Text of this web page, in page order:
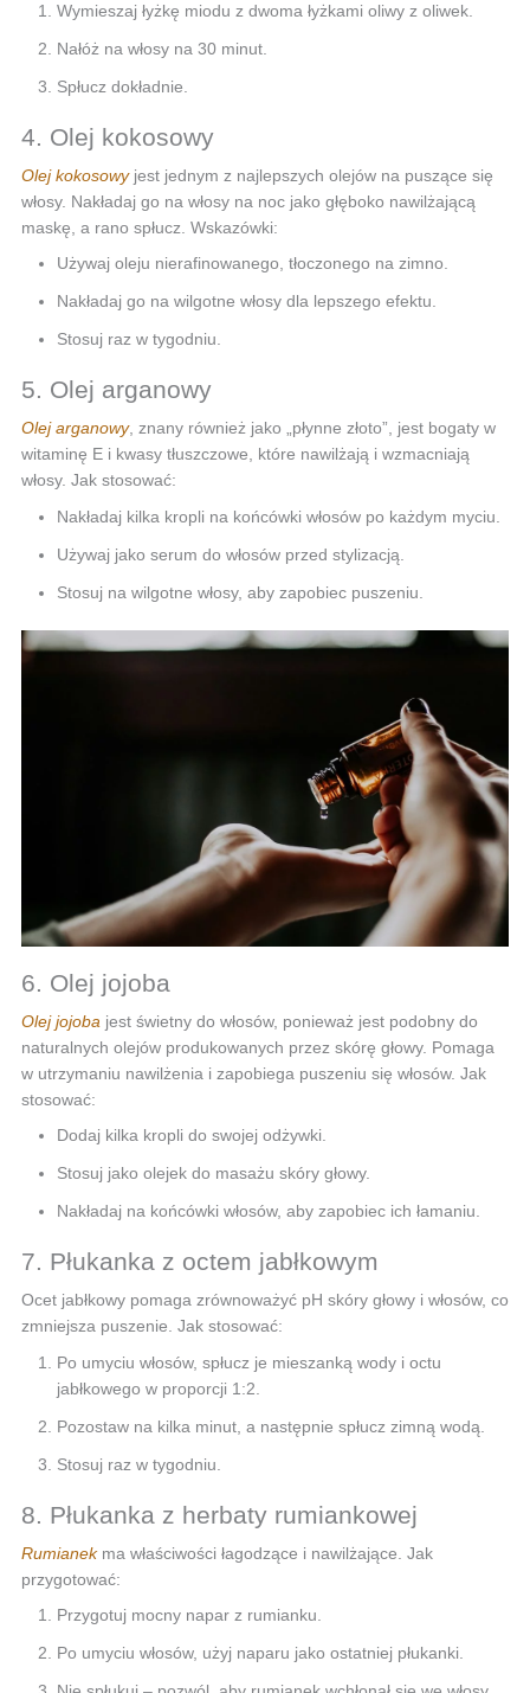
Wymieszaj łyżkę miodu z dwoma łyżkami oliwy z oliwek.
Nałóż na włosy na 30 minut.
Spłucz dokładnie.
4. Olej kokosowy
Olej kokosowyjest jednym z najlepszych olejów na puszące się
włosy. Nakładaj go na włosy na noc jako głęboko nawilżającą
maskę, a rano spłucz. Wskazówki:
Używaj oleju nierafinowanego, tłoczonego na zimno.
Nakładaj go na wilgotne włosy dla lepszego efektu.
Stosuj raz w tygodniu.
5. Olej arganowy
Olej arganowy, znany również jako „płynne złoto”, jest bogaty w
witaminę E i kwasy tłuszczowe, które nawilżają i wzmacniają
włosy. Jak stosować:
Nakładaj kilka kropli na końcówki włosów po każdym myciu.
Używaj jako serum do włosów przed stylizacją.
Stosuj na wilgotne włosy, aby zapobiec puszeniu.
6. Olej jojoba
Olej jojoba jest świetny do włosów, ponieważ jest podobny do
naturalnych olejów produkowanych przez skórę głowy. Pomaga
w utrzymaniu nawilżenia i zapobiega puszeniu się włosów. Jak
stosować:
Dodaj kilka kropli do swojej odżywki.
Stosuj jako olejek do masażu skóry głowy.
Nakładaj na końcówki włosów, aby zapobiec ich łamaniu.
7. Płukanka z octem jabłkowym
Ocet jabłkowy pomaga zrównoważyć pH skóry głowy i włosów, co
zmniejsza puszenie. Jak stosować:
Po umyciu włosów, spłucz je mieszanką wody i octu
jabłkowego w proporcji 1:2.
Pozostaw na kilka minut, a następnie spłucz zimną wodą.
Stosuj raz w tygodniu.
8. Płukanka z herbaty rumiankowej
Rumianekma właściwości łagodzące i nawilżające. Jak
przygotować:
Przygotuj mocny napar z rumianku.
Po umyciu włosów, użyj naparu jako ostatniej płukanki.